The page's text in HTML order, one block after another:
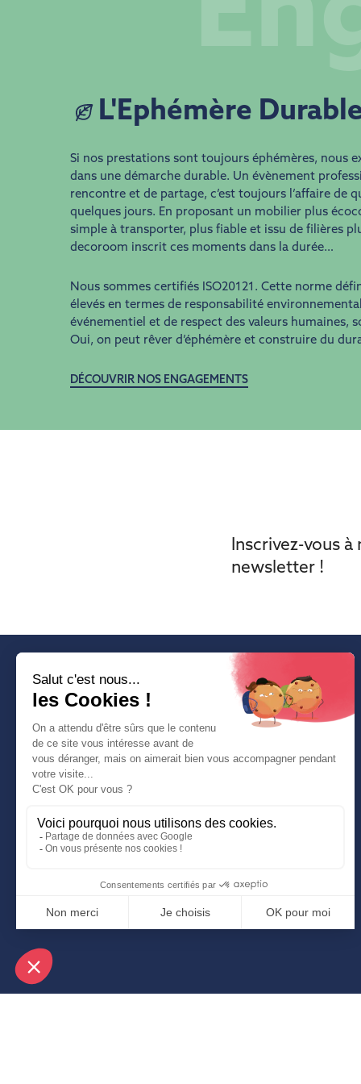
L'Ephémère
Si nos prestations sont toujours éphémères, nous
dans une démarche durable. Un évènement
rencontre et de partage, c’est toujours l’affaire de
quelques jours. En proposant un mobilier plus
simple à transporter, plus fiable et issu de filières
decoroom inscrit ces moments dans la durée…
Nous sommes certifiés ISO20121. Cette norme
élevés en termes de responsabilité
événementiel et de respect des valeurs humaines,
Oui, on peut rêver d’éphémère et construire du
DÉCOUVRIR NOS ENGAGEMENTS
Inscrivez-vous à
newsletter !
SUIVEZ-NOUS